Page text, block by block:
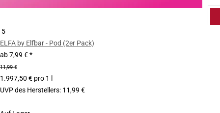
5
ELFA by Elfbar - Pod (2er Pack)
ab7,99 €*
11,99 €
1.997,50 € pro 1 l
UVP des Herstellers: 11,99 €